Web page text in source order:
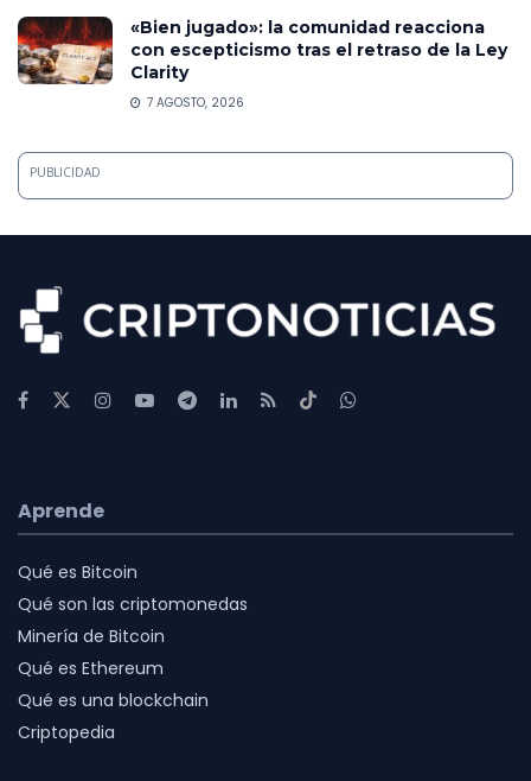
«Bien jugado»: la comunidad reacciona
con escepticismo tras el retraso de la Ley
Clarity
7 AGOSTO, 2026
PUBLICIDAD
Aprende
Qué es Bitcoin
Qué son las criptomonedas
Minería de Bitcoin
Qué es Ethereum
Qué es una blockchain
Criptopedia